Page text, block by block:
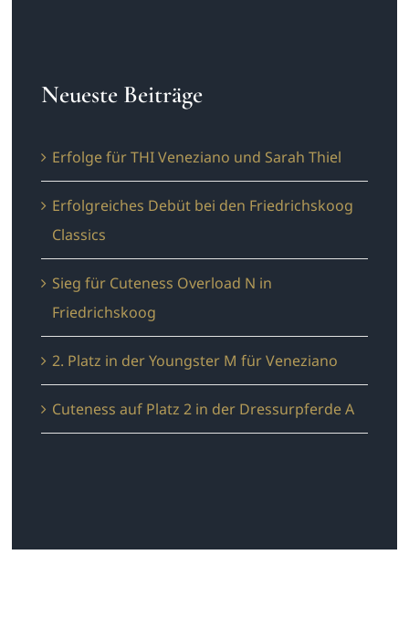
Neueste Beiträge
Erfolge für THI Veneziano und Sarah Thiel
Erfolgreiches Debüt bei den Friedrichskoog
Classics
Sieg für Cuteness Overload N in
Friedrichskoog
2. Platz in der Youngster M für Veneziano
Cuteness auf Platz 2 in der Dressurpferde A